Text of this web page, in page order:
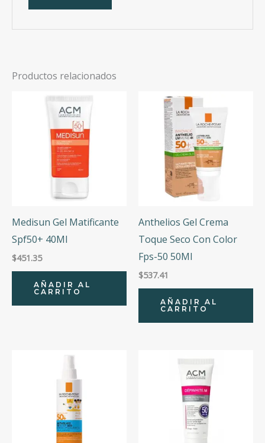
Productos relacionados
Medisun Gel Matificante
Spf50+ 40Ml
$451.35
AÑADIR AL
CARRITO
Anthelios Gel Crema
Toque Seco Con Color
Fps-50 50Ml
$537.41
AÑADIR AL
CARRITO